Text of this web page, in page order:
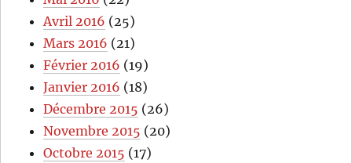
Avril 2016 (25)
Mars 2016 (21)
Février 2016 (19)
Janvier 2016 (18)
Décembre 2015 (26)
Novembre 2015 (20)
Octobre 2015 (17)